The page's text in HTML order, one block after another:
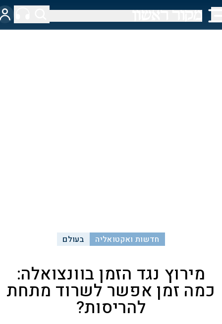
חדשות ואקטואליה בעולם
מירוץ נגד הזמן בוונצואלה:
כמה זמן אפשר לשרוד מתחת
להריסות?